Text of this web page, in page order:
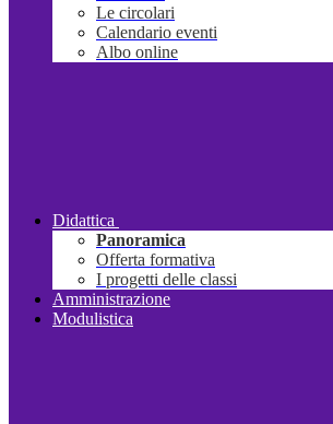
Le circolari
Calendario eventi
Albo online
Didattica
Panoramica
Offerta formativa
I progetti delle classi
Amministrazione
Modulistica